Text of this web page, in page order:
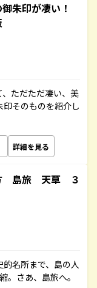
朱印が凄い！
ただただ凄い、美
そのものを紹介し
詳細を見る
島旅 天草 ３
名所まで、島の人
。さあ、島旅へ。